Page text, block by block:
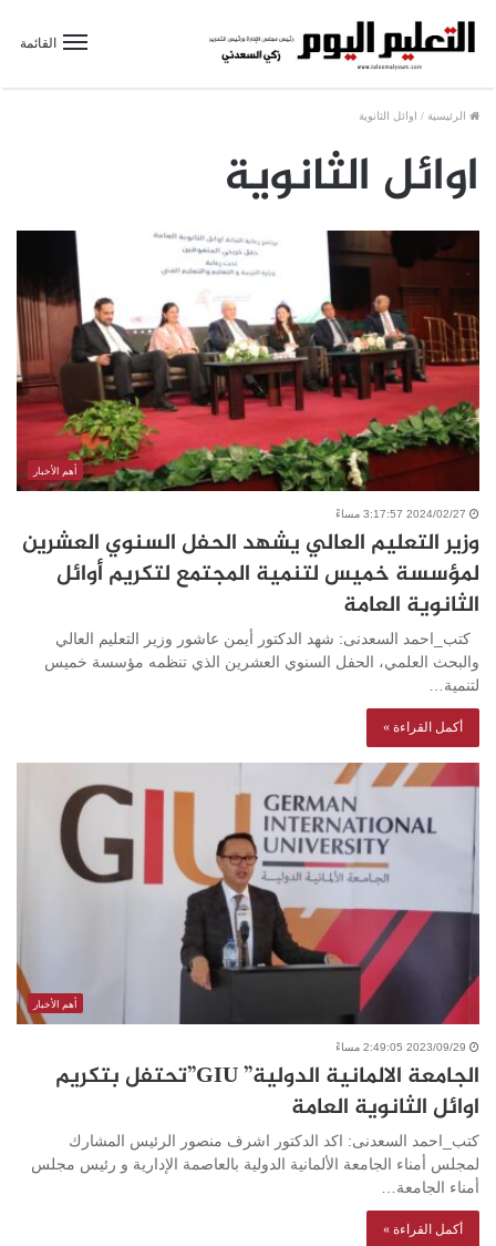
القائمة
الرئيسية / اوائل الثانوية
اوائل الثانوية
أهم الأخبار
2024/02/27 3:17:57 مساءً
وزير التعليم العالي يشهد الحفل السنوي العشرين
لمؤسسة خميس لتنمية المجتمع لتكريم أوائل
الثانوية العامة
كتب_احمد السعدنى: شهد الدكتور أيمن عاشور وزير التعليم العالي
والبحث العلمي، الحفل السنوي العشرين الذي تنظمه مؤسسة خميس
لتنمية…
أكمل القراءة »
أهم الأخبار
2023/09/29 2:49:05 مساءً
الجامعة الالمانية الدولية” GIU”تحتفل بتكريم
اوائل الثانوية العامة
كتب_احمد السعدنى: اكد الدكتور اشرف منصور الرئيس المشارك
لمجلس أمناء الجامعة الألمانية الدولية بالعاصمة الإدارية و رئيس مجلس
أمناء الجامعة…
أكمل القراءة »